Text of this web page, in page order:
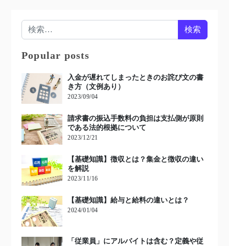
検索:
Popular posts
入金が遅れてしまったときのお詫び文の書
き方（文例あり）
2023/09/04
請求書の振込手数料の負担は支払側が原則
である法的根拠について
2023/12/21
【基礎知識】徴収とは？集金と徴収の違い
を解説
2023/11/16
【基礎知識】給与と給料の違いとは？
2024/01/04
「従業員」にアルバイトは含む？定義や従